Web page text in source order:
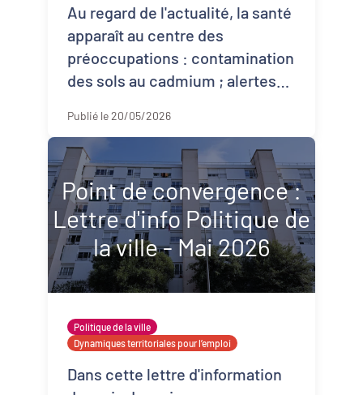
Au regard de l'actualité, la santé
apparaît au centre des
préoccupations : contamination
des sols au cadmium ; alertes
produits ali ...
Publié le 20/05/2026
Point de convergence :
Lettre d'info Politique de
la ville - Mai 2026
Politique de la ville
Dynamiques territoriales pour l’emploi
Dans cette lettre d'information